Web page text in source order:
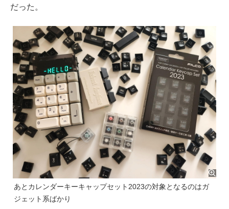
だった。
あとカレンダーキーキャップセット2023の対象となるのはガ
ジェット系ばかり